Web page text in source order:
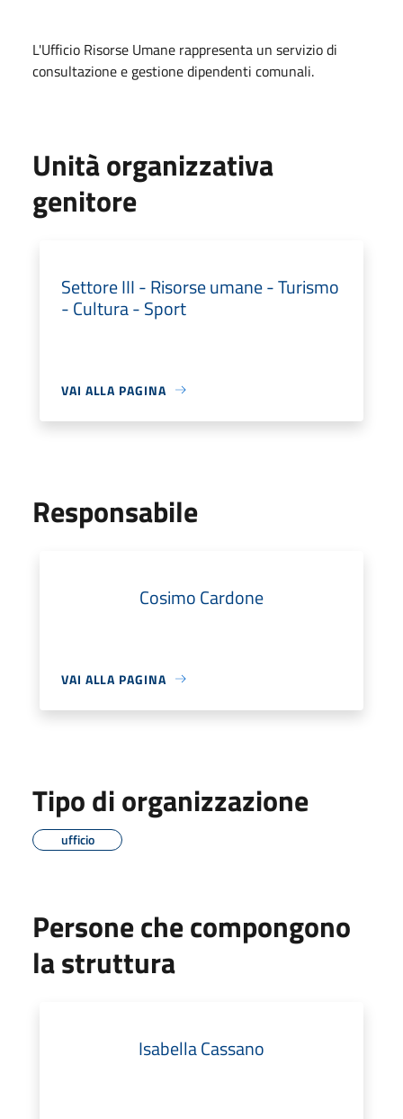
L'Ufficio Risorse Umane rappresenta un servizio di
consultazione e gestione dipendenti comunali.
Unità organizzativa
genitore
Settore III - Risorse umane - Turismo
- Cultura - Sport
VAI ALLA PAGINA
Responsabile
Cosimo Cardone
VAI ALLA PAGINA
Tipo di organizzazione
ufficio
Persone che compongono
la struttura
Isabella Cassano